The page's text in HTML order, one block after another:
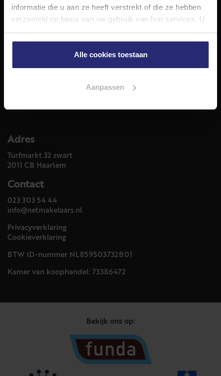
informatie die u aan ze heeft verstrekt of die ze hebben
verzameld op basis van uw gebruik van hun services. U
gaat akkoord met onze cookies als u onze website blijft
gebruiken.
Alle cookies toestaan
Aanpassen
Diensten
Aankoop
Meer informatie over
Adres
Turfmarkt 32 zwart
2011 CB Haarlem
Contact
023 303 54 44
info@netmakelaars.nl
Privacyverklaring
Cookieverklaring
BTW ID-nummer NL859503732B01
Kamer van koophandel: 73386472
Bekijk ons op: